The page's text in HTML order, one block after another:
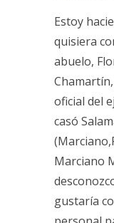
Estoy
quisiera
abuelo,
oficial del
casó
Marciano
gustaría